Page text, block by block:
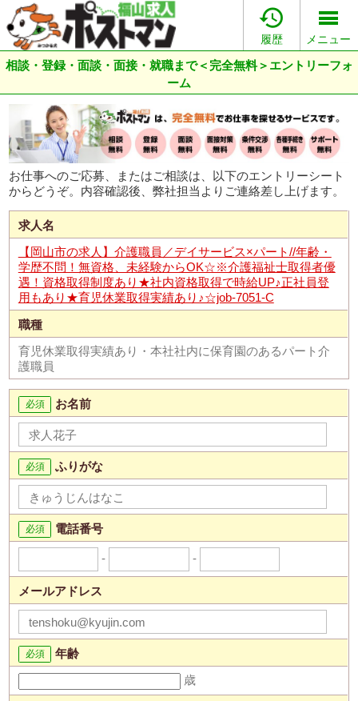

履歴 メニュー
相談・登録・面談・面接・就職まで＜完全無料＞エントリーフォ
ーム
お仕事へのご応募、またはご相談は、以下のエントリーシート
からどうぞ。内容確認後、弊社担当よりご連絡差し上げます。
求人名
【岡山市の求人】介護職員／デイサービス×パート//年齢・
学歴不問！無資格、未経験からOK☆※介護福祉士取得者優
遇！資格取得制度あり★社内資格取得で時給UP♪正社員登
用もあり★育児休業取得実績あり♪☆job-7051-C
職種
育児休業取得実績あり・本社社内に保育園のあるパート介
護職員
お名前
ふりがな
電話番号
- -
メールアドレス
年齢
歳